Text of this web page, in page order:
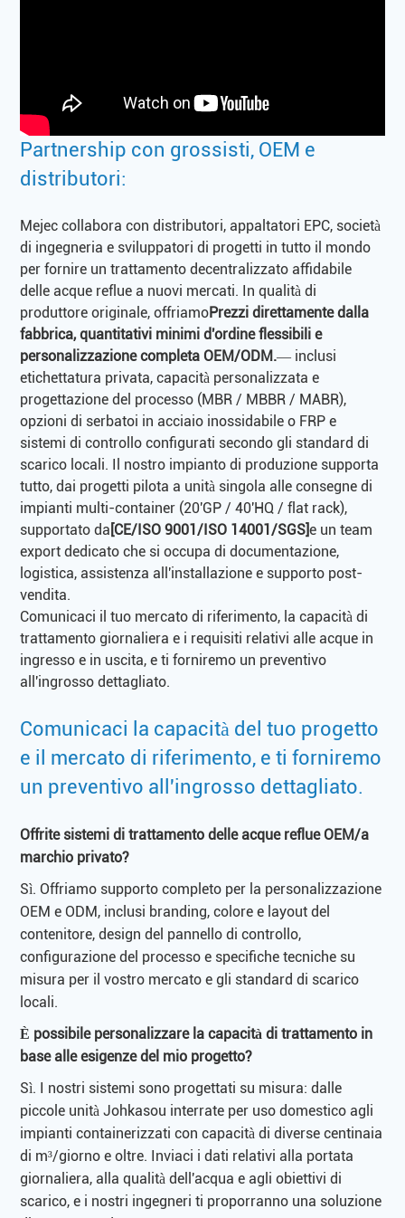
Partnership con grossisti, OEM e
distributori:
Mejec collabora con distributori, appaltatori EPC, società
di ingegneria e sviluppatori di progetti in tutto il mondo
per fornire un trattamento decentralizzato affidabile
delle acque reflue a nuovi mercati. In qualità di
produttore originale, offriamoPrezzi direttamente dalla
fabbrica, quantitativi minimi d'ordine flessibili e
personalizzazione completa OEM/ODM.— inclusi
etichettatura privata, capacità personalizzata e
progettazione del processo (MBR / MBBR / MABR),
opzioni di serbatoi in acciaio inossidabile o FRP e
sistemi di controllo configurati secondo gli standard di
scarico locali. Il nostro impianto di produzione supporta
tutto, dai progetti pilota a unità singola alle consegne di
impianti multi-container (20'GP / 40'HQ / flat rack),
supportato da [CE/ISO 9001/ISO 14001/SGS]e un team
export dedicato che si occupa di documentazione,
logistica, assistenza all'installazione e supporto post-
vendita.
Comunicaci il tuo mercato di riferimento, la capacità di
trattamento giornaliera e i requisiti relativi alle acque in
ingresso e in uscita, e ti forniremo un preventivo
all'ingrosso dettagliato.
Comunicaci la capacità del tuo progetto
e il mercato di riferimento, e ti forniremo
un preventivo all'ingrosso dettagliato.
Offrite sistemi di trattamento delle acque reflue OEM/a
marchio privato?
Sì. Offriamo supporto completo per la personalizzazione
OEM e ODM, inclusi branding, colore e layout del
contenitore, design del pannello di controllo,
configurazione del processo e specifiche tecniche su
misura per il vostro mercato e gli standard di scarico
locali.
È possibile personalizzare la capacità di trattamento in
base alle esigenze del mio progetto?
Sì. I nostri sistemi sono progettati su misura: dalle
piccole unità Johkasou interrate per uso domestico agli
impianti containerizzati con capacità di diverse centinaia
di m³/giorno e oltre. Inviaci i dati relativi alla portata
giornaliera, alla qualità dell'acqua e agli obiettivi di
scarico, e i nostri ingegneri ti proporranno una soluzione